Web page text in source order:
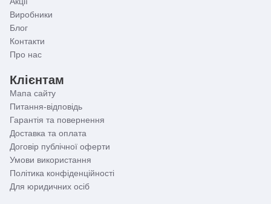
Виробники
Блог
Контакти
Про нас
Клієнтам
Мапа сайту
Питання-відповідь
Гарантія та повернення
Доставка та оплата
Договір публічної оферти
Умови використання
Політика конфіденційності
Для юридичних осіб